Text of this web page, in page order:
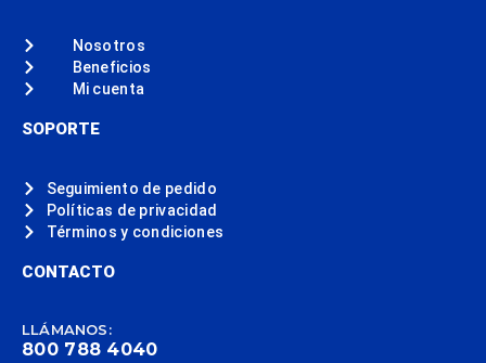
Nosotros
Beneficios
Mi cuenta
SOPORTE
Seguimiento de pedido
Políticas de privacidad
Términos y condiciones
CONTACTO
LLÁMANOS:
800 788 4040